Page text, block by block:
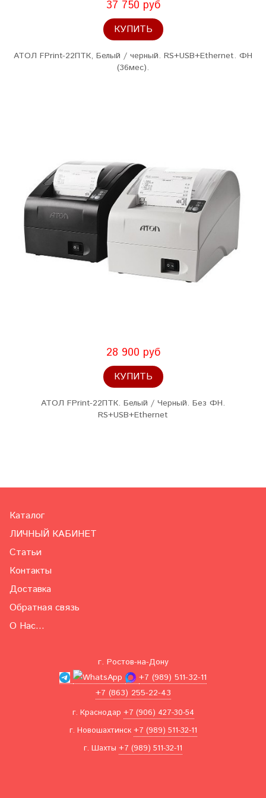
37 750 руб
КУПИТЬ
АТОЛ FPrint-22ПТК, Белый / черный. RS+USB+Ethernet. ФН
(36мес).
28 900 руб
КУПИТЬ
АТОЛ FPrint-22ПТК. Белый / Черный. Без ФН.
RS+USB+Ethernet
Каталог
ЛИЧНЫЙ КАБИНЕТ
Статьи
Контакты
Доставка
Обратная связь
О Нас...
г. Ростов-на-Дону
+7 (989) 511-32-11
+7 (863) 255-22-43
г. Краснодар +7 (906) 427-30-54
г. Новошахтинск +7 (989) 511-32-11
г. Шахты +7 (989) 511-32-11